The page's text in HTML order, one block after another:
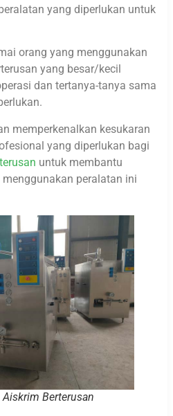
yang diperlukan untuk
orang yang menggunakan
yang besar/kecil
dan tertanya-tanya sama
memperkenalkan kesukaran
yang diperlukan bagi
untuk membantu
peralatan ini
Berterusan